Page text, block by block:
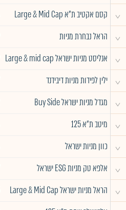
^ קסם אקטיב ת"א Large & Mid Cap
^ הראל נבחרת מניות
^ אנליסט מניות ישראל Large & mid cap
^ ילין לפידות מניות דיבידנד
^ מגדל מניות ישראל Buy Side
^ מיטב ת״א 125
^ כוון מניות ישראל
^ אלפא טק מניות ESG ישראל
^ הראל מניות ישראל Large & Mid Cap